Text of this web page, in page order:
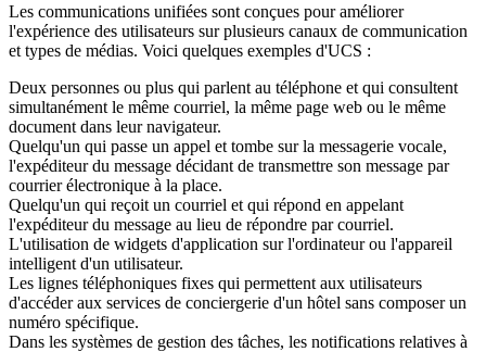
Les communications unifiées sont conçues pour améliorer
l'expérience des utilisateurs sur plusieurs canaux de communication
et types de médias. Voici quelques exemples d'UCS :
Deux personnes ou plus qui parlent au téléphone et qui consultent
simultanément le même courriel, la même page web ou le même
document dans leur navigateur.
Quelqu'un qui passe un appel et tombe sur la messagerie vocale,
l'expéditeur du message décidant de transmettre son message par
courrier électronique à la place.
Quelqu'un qui reçoit un courriel et qui répond en appelant
l'expéditeur du message au lieu de répondre par courriel.
L'utilisation de widgets d'application sur l'ordinateur ou l'appareil
intelligent d'un utilisateur.
Les lignes téléphoniques fixes qui permettent aux utilisateurs
d'accéder aux services de conciergerie d'un hôtel sans composer un
numéro spécifique.
Dans les systèmes de gestion des tâches, les notifications relatives à